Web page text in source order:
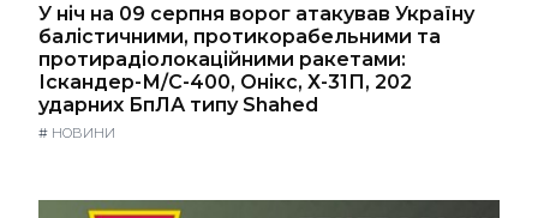
У ніч на 09 серпня ворог атакував Україну
балістичними, протикорабельними та
протирадіолокаційними ракетами:
Іскандер-М/С-400, Онікс, Х-31П, 202
ударних БпЛА типу Shahed
# НОВИНИ